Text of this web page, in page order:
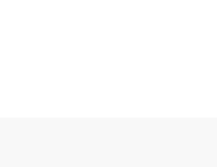
理念，以市场需求为导向，以引进